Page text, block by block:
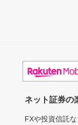
ネット証券の
FXや投資信託